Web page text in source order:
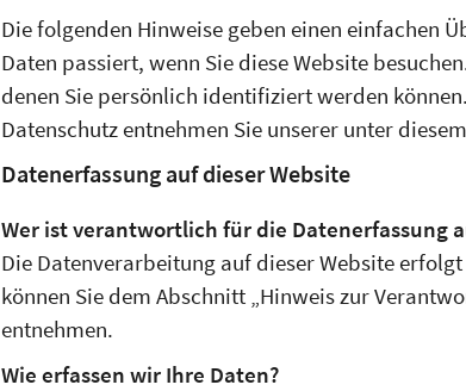
Die folgenden Hinweise geben einen einfachen
Daten passiert, wenn Sie diese Website
denen Sie persönlich identifiziert werden
Datenschutz entnehmen Sie unserer unter
Datenerfassung auf dieser Website
Wer ist verantwortlich für die Datenerfassung
Die Datenverarbeitung auf dieser Website
können Sie dem Abschnitt „Hinweis zur
entnehmen.
Wie erfassen wir Ihre Daten?